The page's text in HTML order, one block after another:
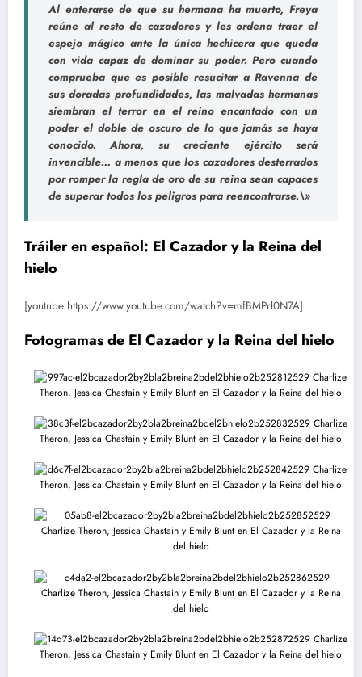
Al enterarse de que su hermana ha muerto, Freya
reúne al resto de cazadores y les ordena traer el
espejo mágico ante la única hechicera que queda
con vida capaz de dominar su poder. Pero cuando
comprueba que es posible resucitar a Ravenna de
sus doradas profundidades, las malvadas hermanas
siembran el terror en el reino encantado con un
poder el doble de oscuro de lo que jamás se haya
conocido. Ahora, su creciente ejército será
invencible… a menos que los cazadores desterrados
por romper la regla de oro de su reina sean capaces
de superar todos los peligros para reencontrarse.\»
Tráiler en español: El Cazador y la Reina del
hielo
[youtube https://www.youtube.com/watch?v=mfBMPrl0N7A]
Fotogramas de El Cazador y la Reina del hielo